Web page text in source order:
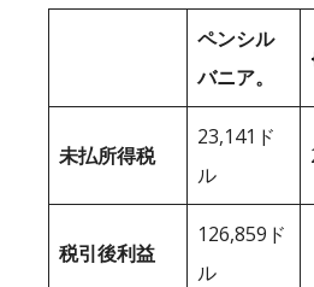
ペンシル
バニア。
未払所得税
23,141ド
ル
税引後利益
126,859ド
ル